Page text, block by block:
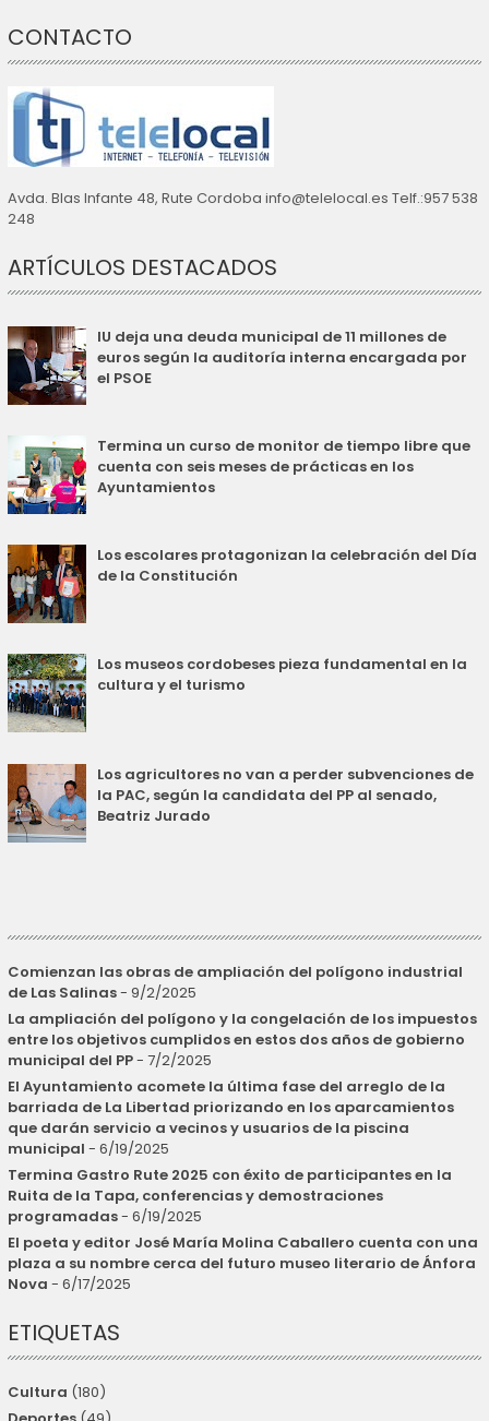
CONTACTO
Avda. Blas Infante 48, Rute Cordoba info@telelocal.es Telf.:957 538
248
ARTÍCULOS DESTACADOS
IU deja una deuda municipal de 11 millones de
euros según la auditoría interna encargada por
el PSOE
Termina un curso de monitor de tiempo libre que
cuenta con seis meses de prácticas en los
Ayuntamientos
Los escolares protagonizan la celebración del Día
de la Constitución
Los museos cordobeses pieza fundamental en la
cultura y el turismo
Los agricultores no van a perder subvenciones de
la PAC, según la candidata del PP al senado,
Beatriz Jurado
Comienzan las obras de ampliación del polígono industrial
de Las Salinas- 9/2/2025
La ampliación del polígono y la congelación de los impuestos
entre los objetivos cumplidos en estos dos años de gobierno
municipal del PP- 7/2/2025
El Ayuntamiento acomete la última fase del arreglo de la
barriada de La Libertad priorizando en los aparcamientos
que darán servicio a vecinos y usuarios de la piscina
municipal - 6/19/2025
Termina Gastro Rute 2025 con éxito de participantes en la
Ruita de la Tapa, conferencias y demostraciones
programadas- 6/19/2025
El poeta y editor José María Molina Caballero cuenta con una
plaza a su nombre cerca del futuro museo literario de Ánfora
Nova - 6/17/2025
ETIQUETAS
Cultura (180)